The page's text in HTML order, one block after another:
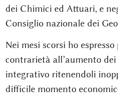
dei Chimici ed Attuari, e
Consiglio nazionale dei
Nei mesi scorsi ho
contrarietà all’aumento
integrativo ritenendoli
difficile momento